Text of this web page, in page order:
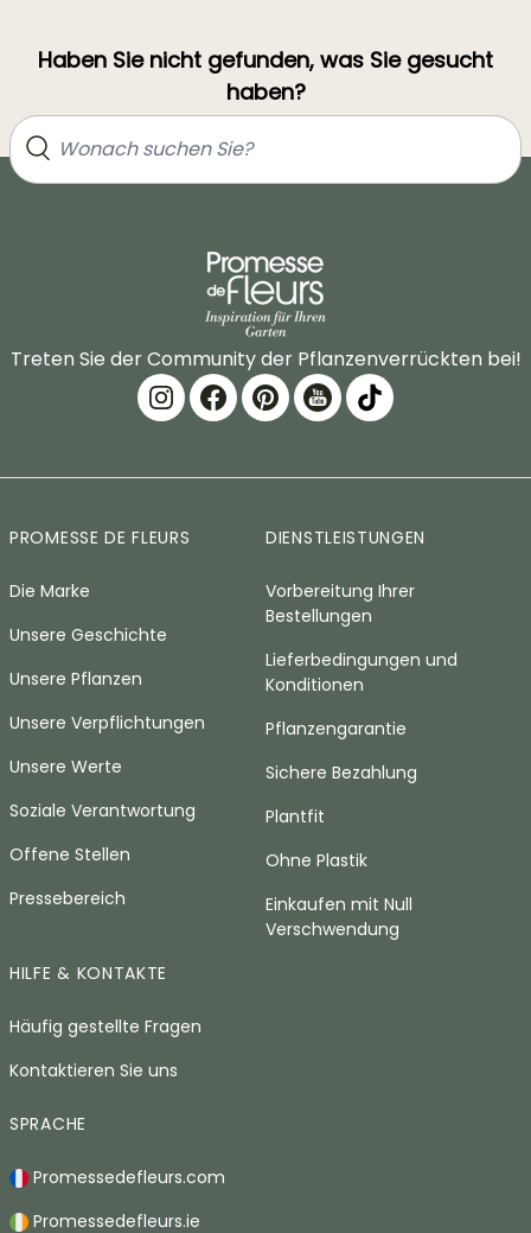
Haben Sie nicht gefunden, was Sie gesucht
haben?
Treten Sie der Community der Pflanzenverrückten bei!
PROMESSE DE FLEURS
Die Marke
Unsere Geschichte
Unsere Pflanzen
Unsere Verpflichtungen
Unsere Werte
Soziale Verantwortung
Offene Stellen
Pressebereich
DIENSTLEISTUNGEN
Vorbereitung Ihrer
Bestellungen
Lieferbedingungen und
Konditionen
Pflanzengarantie
Sichere Bezahlung
Plantfit
Ohne Plastik
Einkaufen mit Null
Verschwendung
HILFE & KONTAKTE
Häufig gestellte Fragen
Kontaktieren Sie uns
SPRACHE
Promessedefleurs.com
Promessedefleurs.ie